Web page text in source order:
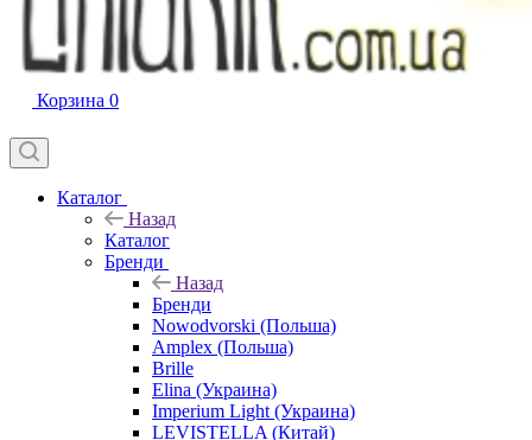
Корзина 0
Каталог
Назад
Каталог
Бренди
Назад
Бренди
Nowodvorski (Польша)
Amplex (Польша)
Brille
Elina (Украина)
Imperium Light (Украина)
LEVISTELLA (Китай)